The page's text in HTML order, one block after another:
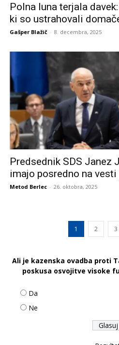
Polna luna terjala
ki so ustrahovali
Gašper Blažič - 8. decembra, 2025
Predsednik SDS Janez
imajo posredno na vesti
Metod Berlec - 26. oktobra, 2025
1 2 3
Ali je kazenska ovadba proti
poskusa osvojitve visoke
Da
Ne